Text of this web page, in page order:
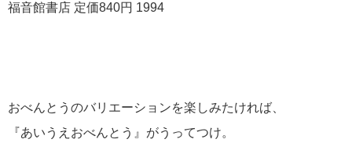
福音館書店 定価840円 1994
おべんとうのバリエーションを楽しみたければ、
『あいうえおべんとう』がうってつけ。